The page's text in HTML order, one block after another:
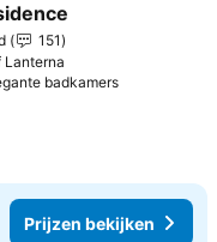
aan favorieten
151
Lanterna
badkamersPrijzen
Prijzen bekijken